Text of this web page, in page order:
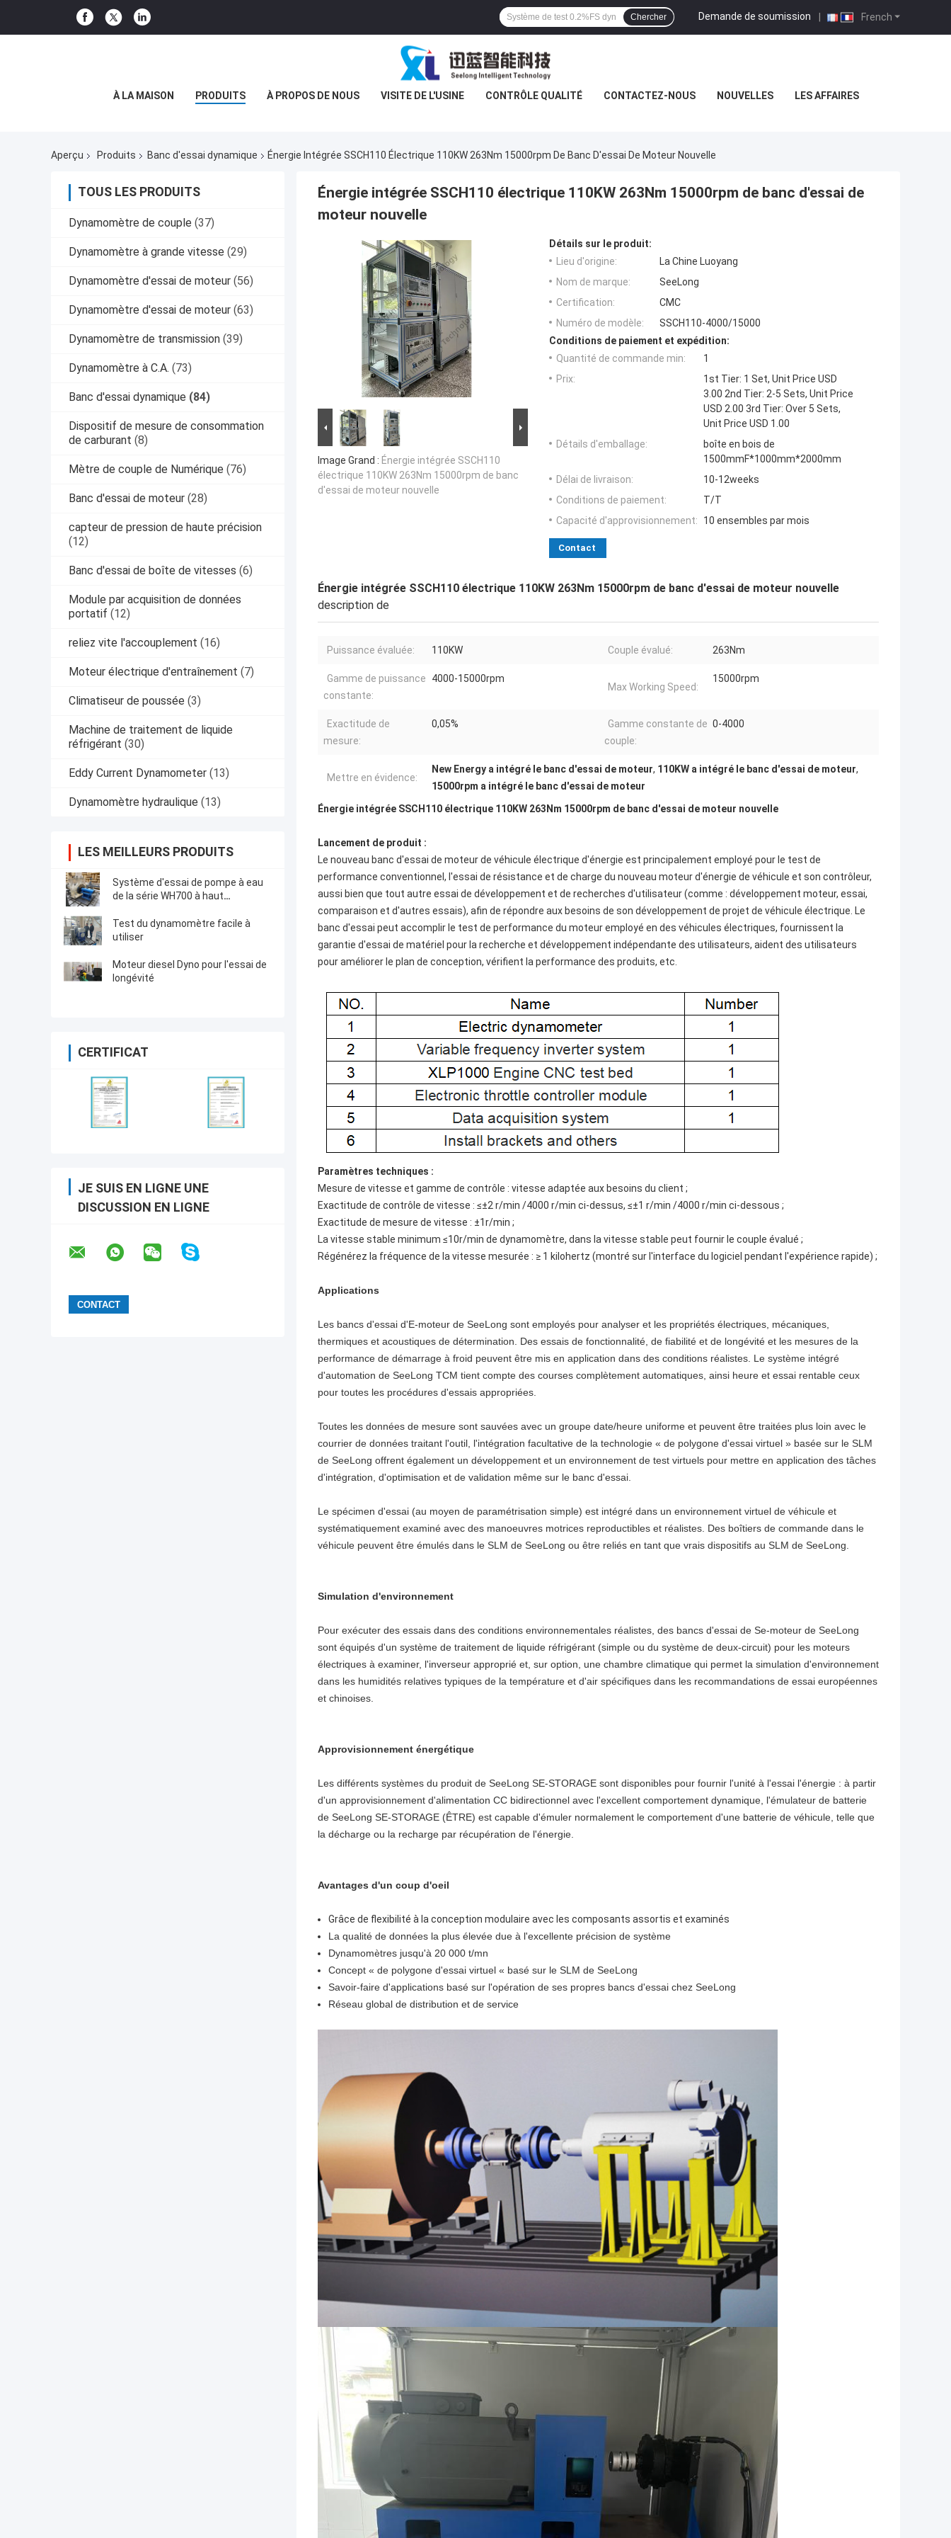
French
Demande de soumission |
Chercher
À LA MAISON PRODUITS À PROPOS DE NOUS VISITE DE L'USINE CONTRÔLE QUALITÉ CONTACTEZ-NOUS NOUVELLES LES AFFAIRES
Aperçu Produits Banc d'essai dynamique Énergie Intégrée SSCH110 Électrique 110KW 263Nm 15000rpm De Banc D'essai De Moteur Nouvelle
TOUS LES PRODUITS
Dynamomètre de couple (37)
Dynamomètre à grande vitesse (29)
Dynamomètre d'essai de moteur (56)
Dynamomètre d'essai de moteur (63)
Dynamomètre de transmission (39)
Dynamomètre à C.A. (73)
Banc d'essai dynamique (84)
Dispositif de mesure de consommation
de carburant (8)
Mètre de couple de Numérique (76)
Banc d'essai de moteur (28)
capteur de pression de haute précision
(12)
Banc d'essai de boîte de vitesses (6)
Module par acquisition de données
portatif (12)
reliez vite l'accouplement (16)
Moteur électrique d'entraînement (7)
Climatiseur de poussée (3)
Machine de traitement de liquide
réfrigérant (30)
Eddy Current Dynamometer (13)
Dynamomètre hydraulique (13)
LES MEILLEURS PRODUITS
Système d'essai de pompe à eau
de la série WH700 à haut
Test du dynamomètre facile à
utiliser
Moteur diesel Dyno pour l'essai de
longévité
CERTIFICAT
JE SUIS EN LIGNE UNE
DISCUSSION EN LIGNE
Énergie intégrée SSCH110 électrique 110KW 263Nm 15000rpm de banc d'essai de
moteur nouvelle
Image Grand : Énergie intégrée SSCH110
électrique 110KW 263Nm 15000rpm de banc
d'essai de moteur nouvelle
Détails sur le produit:
Lieu d'origine:
La Chine Luoyang
Nom de marque:
SeeLong
Certification:
CMC
Numéro de modèle:
SSCH110-4000/15000
Conditions de paiement et expédition:
Quantité de commande min:
1
Prix:
1st Tier: 1 Set, Unit Price USD
3.00 2nd Tier: 2-5 Sets, Unit Price
USD 2.00 3rd Tier: Over 5 Sets,
Unit Price USD 1.00
Détails d'emballage:
boîte en bois de
1500mmF*1000mm*2000mm
Délai de livraison:
10-12weeks
Conditions de paiement:
T/T
Capacité d'approvisionnement:
10 ensembles par mois
Contact
Énergie intégrée SSCH110 électrique 110KW 263Nm 15000rpm de banc d'essai de moteur nouvelle
description de
Puissance évaluée: 110KW Couple évalué: 263Nm
Gamme de puissance
constante:
4000-15000rpm
Max Working Speed:
15000rpm
Exactitude de
mesure:
0,05%
Gamme constante de
couple:
0-4000
Mettre en évidence:
New Energy a intégré le banc d'essai de moteur, 110KW a intégré le banc d'essai de moteur,
15000rpm a intégré le banc d'essai de moteur
Énergie intégrée SSCH110 électrique 110KW 263Nm 15000rpm de banc d'essai de moteur nouvelle
Lancement de produit :
Le nouveau banc d'essai de moteur de véhicule électrique d'énergie est principalement employé pour le test de
performance conventionnel, l'essai de résistance et de charge du nouveau moteur d'énergie de véhicule et son contrôleur,
aussi bien que tout autre essai de développement et de recherches d'utilisateur (comme : développement moteur, essai,
comparaison et d'autres essais), afin de répondre aux besoins de son développement de projet de véhicule électrique. Le
banc d'essai peut accomplir le test de performance du moteur employé en des véhicules électriques, fournissent la
garantie d'essai de matériel pour la recherche et développement indépendante des utilisateurs, aident des utilisateurs
pour améliorer le plan de conception, vérifient la performance des produits, etc.
Paramètres techniques :
Mesure de vitesse et gamme de contrôle : vitesse adaptée aux besoins du client ;
Exactitude de contrôle de vitesse : ≤±2 r/min /4000 r/min ci-dessus, ≤±1 r/min /4000 r/min ci-dessous ;
Exactitude de mesure de vitesse : ±1r/min ;
La vitesse stable minimum ≤10r/min de dynamomètre, dans la vitesse stable peut fournir le couple évalué ;
Régénérez la fréquence de la vitesse mesurée : ≥ 1 kilohertz (montré sur l'interface du logiciel pendant l'expérience rapide) ;
Applications
Les bancs d'essai d'E-moteur de SeeLong sont employés pour analyser et les propriétés électriques, mécaniques,
thermiques et acoustiques de détermination. Des essais de fonctionnalité, de fiabilité et de longévité et les mesures de la
performance de démarrage à froid peuvent être mis en application dans des conditions réalistes. Le système intégré
d'automation de SeeLong TCM tient compte des courses complètement automatiques, ainsi heure et essai rentable ceux
pour toutes les procédures d'essais appropriées.
Toutes les données de mesure sont sauvées avec un groupe date/heure uniforme et peuvent être traitées plus loin avec le
courrier de données traitant l'outil, l'intégration facultative de la technologie « de polygone d'essai virtuel » basée sur le SLM
de SeeLong offrent également un développement et un environnement de test virtuels pour mettre en application des tâches
d'intégration, d'optimisation et de validation même sur le banc d'essai.
Le spécimen d'essai (au moyen de paramétrisation simple) est intégré dans un environnement virtuel de véhicule et
systématiquement examiné avec des manoeuvres motrices reproductibles et réalistes. Des boîtiers de commande dans le
véhicule peuvent être émulés dans le SLM de SeeLong ou être reliés en tant que vrais dispositifs au SLM de SeeLong.
Simulation d'environnement
Pour exécuter des essais dans des conditions environnementales réalistes, des bancs d'essai de Se-moteur de SeeLong
sont équipés d'un système de traitement de liquide réfrigérant (simple ou du système de deux-circuit) pour les moteurs
électriques à examiner, l'inverseur approprié et, sur option, une chambre climatique qui permet la simulation d'environnement
dans les humidités relatives typiques de la température et d'air spécifiques dans les recommandations de essai européennes
et chinoises.
Approvisionnement énergétique
Les différents systèmes du produit de SeeLong SE-STORAGE sont disponibles pour fournir l'unité à l'essai l'énergie : à partir
d'un approvisionnement d'alimentation CC bidirectionnel avec l'excellent comportement dynamique, l'émulateur de batterie
de SeeLong SE-STORAGE (ÊTRE) est capable d'émuler normalement le comportement d'une batterie de véhicule, telle que
la décharge ou la recharge par récupération de l'énergie.
Avantages d'un coup d'oeil
Grâce de flexibilité à la conception modulaire avec les composants assortis et examinés
La qualité de données la plus élevée due à l'excellente précision de système
Dynamomètres jusqu'à 20 000 t/mn
Concept « de polygone d'essai virtuel « basé sur le SLM de SeeLong
Savoir-faire d'applications basé sur l'opération de ses propres bancs d'essai chez SeeLong
Réseau global de distribution et de service